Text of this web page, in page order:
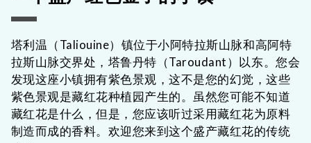
塔利温（Taliouine）镇位于小阿特拉斯山脉和高阿特
拉斯山脉交界处，塔鲁丹特（Taroudant）以东。您会
发现这座小镇拥有紫色景观，这不是您的幻觉，这些
紫色景观是藏红花种植园产生的。虽然您可能不知道
藏红花是什么，但是，您应该听过采用藏红花为原料
制造而成的香料。欢迎您来到这个盛产藏红花的传统